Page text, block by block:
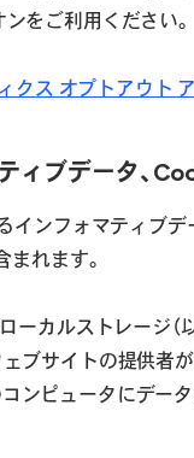
をご利用ください。
クス オプトアウト
ィブデータ、
インフォマティブ
れます。
ーカルストレージ（
ェブサイトの提供者
ンピュータにデー